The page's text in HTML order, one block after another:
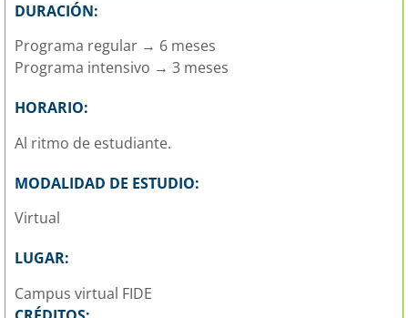
DURACIÓN:
Programa regular → 6 meses
Programa intensivo → 3 meses
HORARIO:
Al ritmo de estudiante.
MODALIDAD DE ESTUDIO:
Virtual
LUGAR:
Campus virtual FIDE